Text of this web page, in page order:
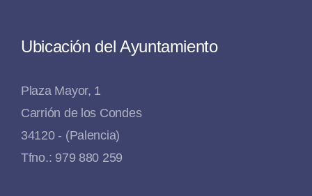
Ubicación del Ayuntamiento
Plaza Mayor, 1
Carrión de los Condes
34120 - (Palencia)
Tfno.: 979 880 259